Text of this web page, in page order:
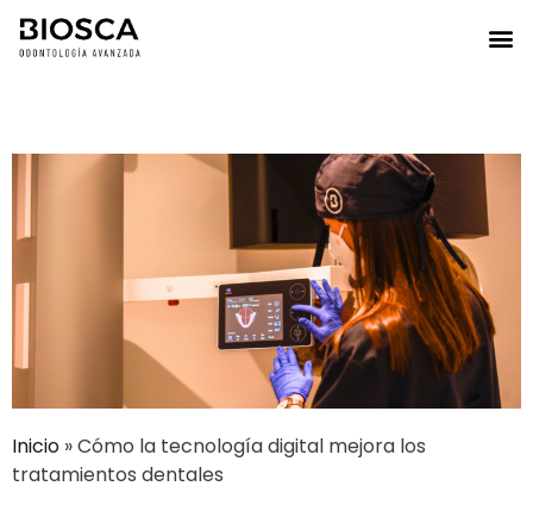
Inicio »Cómo la tecnología digital mejora los
tratamientos dentales